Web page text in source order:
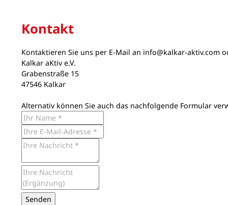
Kontakt
Kontaktieren Sie uns per E-Mail an info@kalkar-aktiv.com
Kalkar aKtiv e.V.
Grabenstraße 15
47546 Kalkar
Alternativ können Sie auch das nachfolgende Formular
Senden